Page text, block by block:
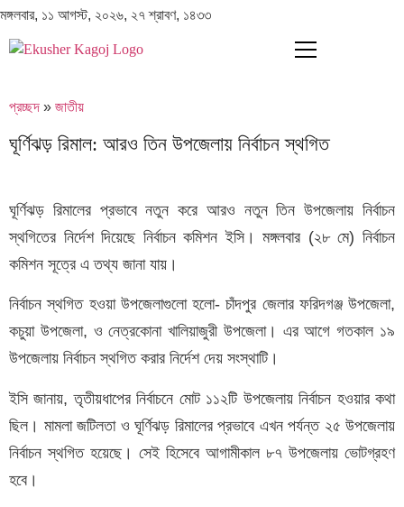
মঙ্গলবার, ১১ আগস্ট, ২০২৬, ২৭ শ্রাবণ, ১৪৩৩
প্রচ্ছদ » জাতীয়
ঘূর্ণিঝড় রিমাল: আরও তিন উপজেলায় নির্বাচন স্থগিত
ঘূর্ণিঝড় রিমালের প্রভাবে নতুন করে আরও নতুন তিন উপজেলায় নির্বাচন
স্থগিতের নির্দেশ দিয়েছে নির্বাচন কমিশন ইসি। মঙ্গলবার (২৮ মে) নির্বাচন
কমিশন সূত্রে এ তথ্য জানা যায়।
নির্বাচন স্থগিত হওয়া উপজেলাগুলো হলো- চাঁদপুর জেলার ফরিদগঞ্জ উপজেলা,
কচুয়া উপজেলা, ও নেত্রকোনা খালিয়াজুরী উপজেলা। এর আগে গতকাল ১৯
উপজেলায় নির্বাচন স্থগিত করার নির্দেশ দেয় সংস্থাটি।
ইসি জানায়, তৃতীয়ধাপের নির্বাচনে মোট ১১২টি উপজেলায় নির্বাচন হওয়ার কথা
ছিল। মামলা জটিলতা ও ঘূর্ণিঝড় রিমালের প্রভাবে এখন পর্যন্ত ২৫ উপজেলায়
নির্বাচন স্থগিত হয়েছে। সেই হিসেবে আগামীকাল ৮৭ উপজেলায় ভোটগ্রহণ
হবে।